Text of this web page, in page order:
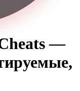
—